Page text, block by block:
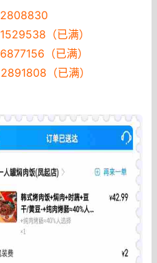
（已满）
（已满）
（已满）